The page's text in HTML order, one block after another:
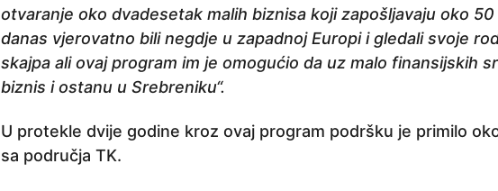
otvaranje oko dvadesetak malih biznisa koji zapošljavaju oko 50
danas vjerovatno bili negdje u zapadnoj Europi i gledali svoje
skajpa ali ovaj program im je omogućio da uz malo finansijskih
biznis i ostanu u Srebreniku“.
U protekle dvije godine kroz ovaj program podršku je primilo
sa područja TK.